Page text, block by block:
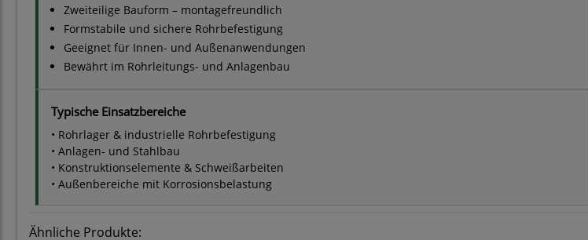
Zweiteilige Bauform – montagefreundlich
Formstabile und sichere Rohrbefestigung
Geeignet für Innen- und Außenanwendungen
Bewährt im Rohrleitungs- und Anlagenbau
Typische Einsatzbereiche
• Rohrlager & industrielle Rohrbefestigung
• Anlagen- und Stahlbau
• Konstruktionselemente & Schweißarbeiten
• Außenbereiche mit Korrosionsbelastung
Ähnliche Produkte: